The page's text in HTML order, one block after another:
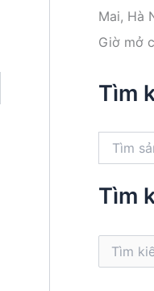
Mai, Hà
Giờ mở
Tìm
k
m
Tìm